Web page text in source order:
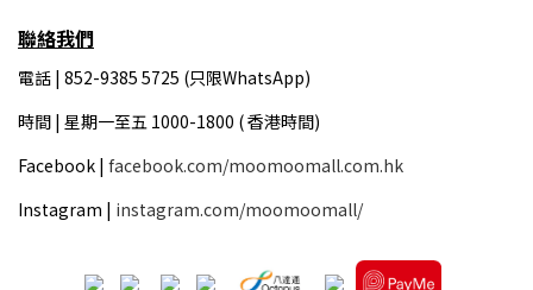
聯絡我們
電話 | 852-9385 5725 (只限WhatsApp)
時間 | 星期一至五 1000-1800 ( 香港時間)
Facebook | facebook.com/moomoomall.com.hk
Instagram | instagram.com/moomoomall/